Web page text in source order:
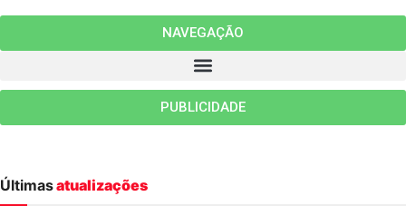
NAVEGAÇÃO
PUBLICIDADE
Últimasatualizações